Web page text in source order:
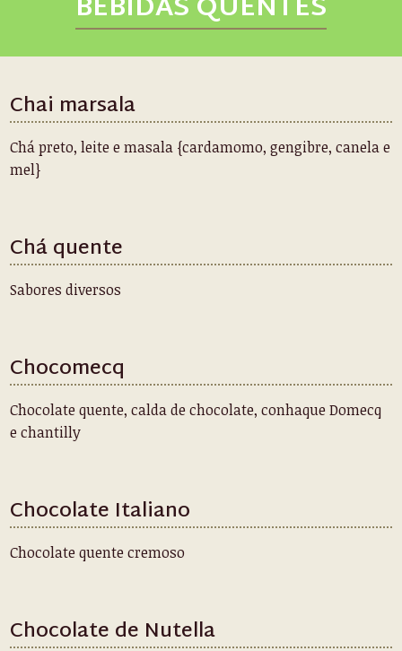
Chai marsala
Chá preto, leite e masala {cardamomo, gengibre, canela e
mel}
Chá quente
Sabores diversos
Chocomecq
Chocolate quente, calda de chocolate, conhaque Domecq
e chantilly
Chocolate Italiano
Chocolate quente cremoso
Chocolate de Nutella